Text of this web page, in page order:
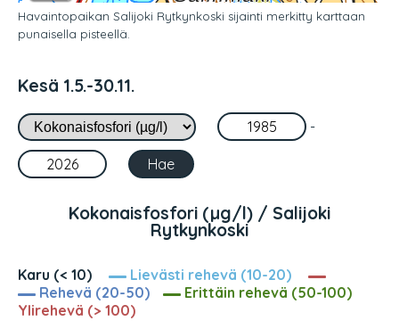
Havaintopaikan Salijoki Rytkynkoski sijainti merkitty karttaan
punaisella pisteellä.
Kesä 1.5.-30.11.
-
Kokonaisfosfori (µg/l) / Salijoki
Rytkynkoski
Karu (< 10)
Lievästi rehevä (10-20)
Rehevä (20-50)
Erittäin rehevä (50-100)
Ylirehevä (> 100)